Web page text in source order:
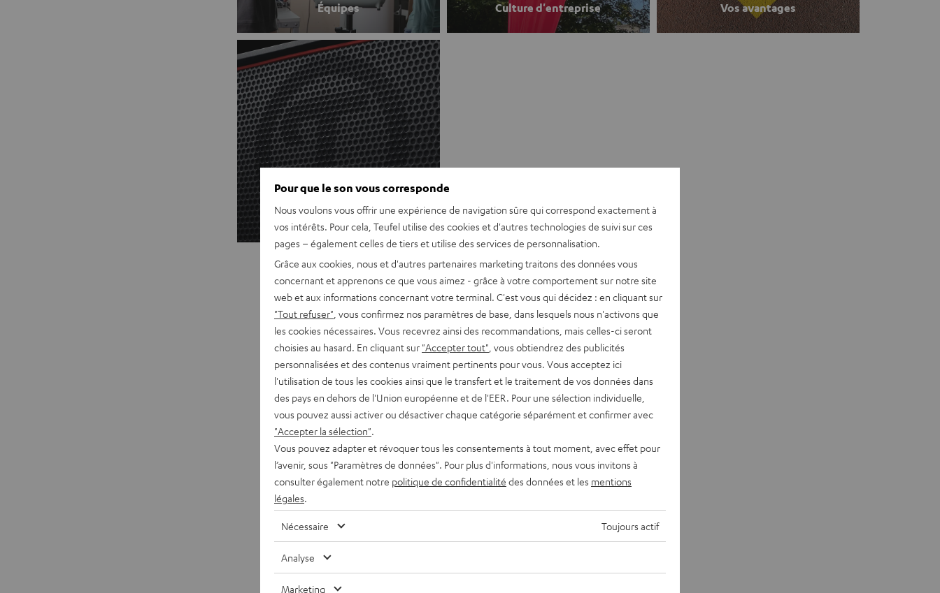
Équipes Culture d'entreprise Vos avantages
FAQ
Pour que le son vous corresponde
Nous voulons vous offrir une expérience de navigation sûre qui correspond exactement à
vos intérêts. Pour cela, Teufel utilise des cookies et d'autres technologies de suivi sur ces
pages – également celles de tiers et utilise des services de personnalisation.
Grâce aux cookies, nous et d'autres partenaires marketing traitons des données vous
concernant et apprenons ce que vous aimez - grâce à votre comportement sur notre site
web et aux informations concernant votre terminal. C'est vous qui décidez : en cliquant sur
"Tout refuser" , vous confirmez nos paramètres de base, dans lesquels nous n'activons que
les cookies nécessaires. Vous recevrez ainsi des recommandations, mais celles-ci seront
choisies au hasard. En cliquant sur "Accepter tout" , vous obtiendrez des publicités
personnalisées et des contenus vraiment pertinents pour vous. Vous acceptez ici
l'utilisation de tous les cookies ainsi que le transfert et le traitement de vos données dans
des pays en dehors de l'Union européenne et de l'EER. Pour une sélection individuelle,
vous pouvez aussi activer ou désactiver chaque catégorie séparément et confirmer avec
"Accepter la sélection".
Vous pouvez adapter et révoquer tous les consentements à tout moment, avec effet pour
l’avenir, sous "Paramètres de données". Pour plus d'informations, nous vous invitons à
consulter également notre politique de confidentialité des données et les mentions
légales.
Nécessaire Toujours actif
Analyse
Marketing